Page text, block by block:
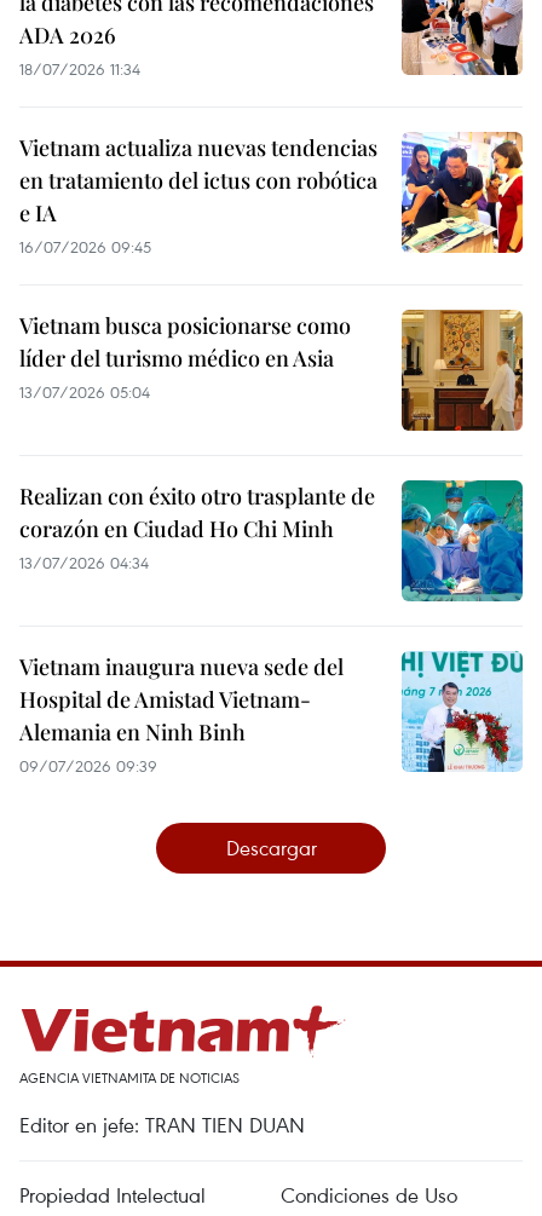
ADA 2026
18/07/2026 11:34
Vietnam actualiza nuevas tendencias
en tratamiento del ictus con robótica
e IA
16/07/2026 09:45
Vietnam busca posicionarse como
líder del turismo médico en Asia
13/07/2026 05:04
Realizan con éxito otro trasplante de
corazón en Ciudad Ho Chi Minh
13/07/2026 04:34
Vietnam inaugura nueva sede del
Hospital de Amistad Vietnam-
Alemania en Ninh Binh
09/07/2026 09:39
Descargar
AGENCIA VIETNAMITA DE NOTICIAS
Editor en jefe: TRAN TIEN DUAN
Propiedad Intelectual Condiciones de Uso